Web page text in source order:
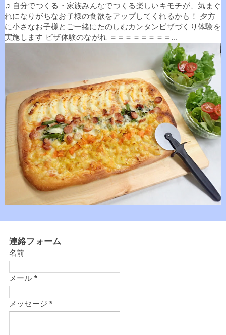
♫ 自分でつくる・家族みんなでつくる楽しいキモチが、気まぐ
れになりがちなお子様の食欲をアップしてくれるかも！ 夕方
に小さなお子様とご一緒にたのしむカンタンピザづくり体験を
実施します ピザ体験のながれ ＝＝＝＝＝＝＝＝...
連絡フォーム
名前
メール *
メッセージ*